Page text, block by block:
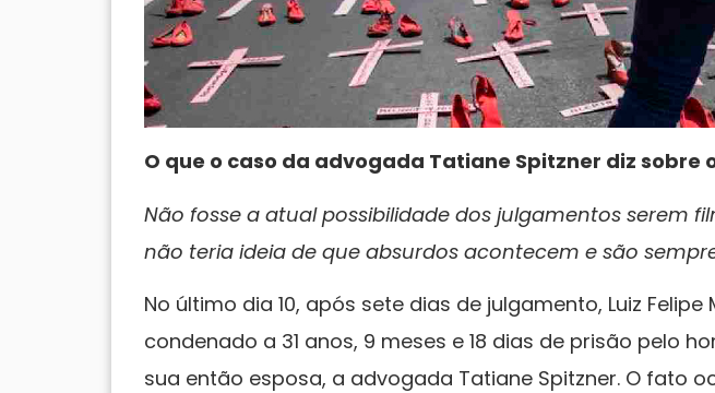
O que o caso da advogada Tatiane Spitzner diz sobre
Não fosse a atual possibilidade dos julgamentos serem
não teria ideia de que absurdos acontecem e são
No último dia 10, após sete dias de julgamento, Luiz Felipe
condenado a 31 anos, 9 meses e 18 dias de prisão pelo
sua então esposa, a advogada Tatiane Spitzner. O fato